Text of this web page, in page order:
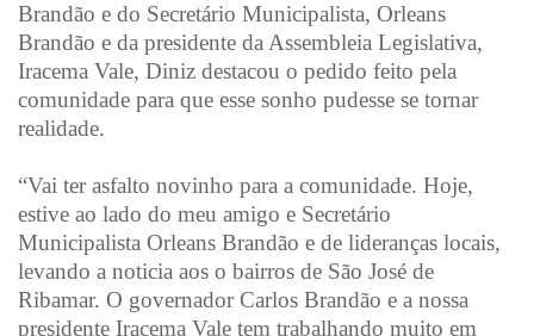
Brandão e do Secretário Municipalista, Orleans
Brandão e da presidente da Assembleia Legislativa,
Iracema Vale, Diniz destacou o pedido feito pela
comunidade para que esse sonho pudesse se tornar
realidade.
“Vai ter asfalto novinho para a comunidade. Hoje,
estive ao lado do meu amigo e Secretário
Municipalista Orleans Brandão e de lideranças locais,
levando a noticia aos o bairros de São José de
Ribamar. O governador Carlos Brandão e a nossa
presidente Iracema Vale tem trabalhando muito em